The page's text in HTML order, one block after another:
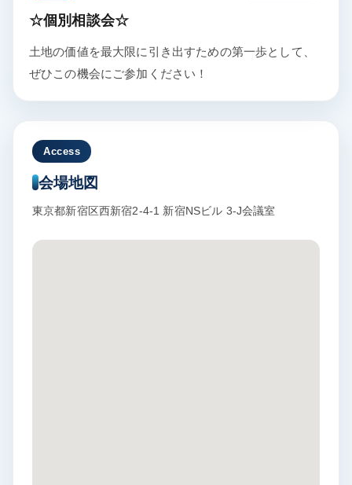
☆個別相談会☆
土地の価値を最大限に引き出すための第一歩として、
ぜひこの機会にご参加ください！
Access
会場地図
東京都新宿区西新宿2-4-1 新宿NSビル 3-J会議室